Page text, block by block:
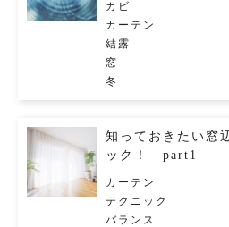
カビ
カーテン
結露
窓
冬
知っておきたい窓
ック！ part1
カーテン
テクニック
バランス